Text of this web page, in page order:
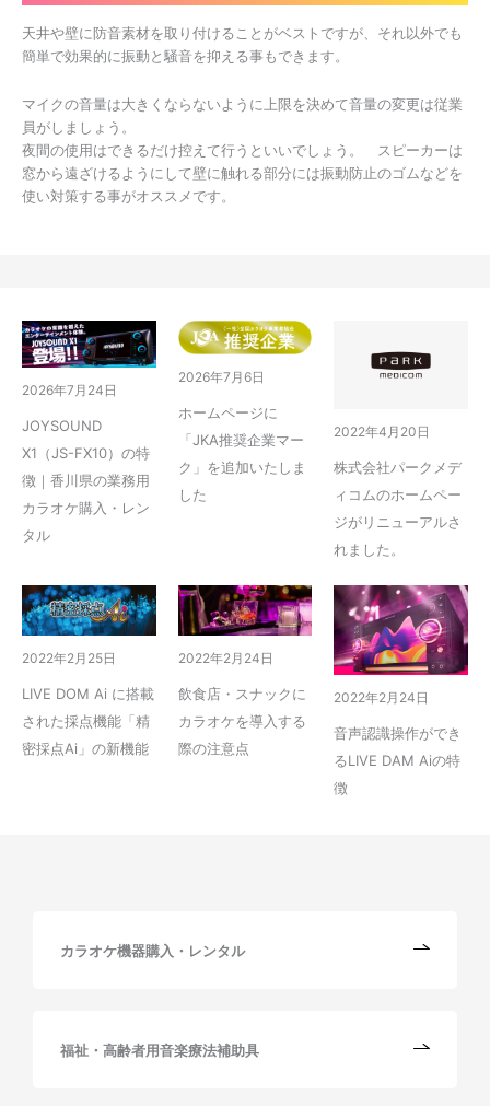
天井や壁に防音素材を取り付けることがベストですが、それ以外でも
簡単で効果的に振動と騒音を抑える事もできます。
マイクの音量は大きくならないように上限を決めて音量の変更は従業
員がしましょう。
夜間の使用はできるだけ控えて行うといいでしょう。 スピーカーは
窓から遠ざけるようにして壁に触れる部分には振動防止のゴムなどを
使い対策する事がオススメです。
2026年7月24日
JOYSOUND
X1（JS-FX10）の特
徴｜香川県の業務用
カラオケ購入・レン
タル
2026年7月6日
ホームページに
「JKA推奨企業マー
ク」を追加いたしま
した
2022年4月20日
株式会社パークメデ
ィコムのホームペー
ジがリニューアルさ
れました。
2022年2月25日
LIVE DOM Ai に搭載
された採点機能「精
密採点Ai」の新機能
2022年2月24日
飲食店・スナックに
カラオケを導入する
際の注意点
2022年2月24日
音声認識操作ができ
るLIVE DAM Aiの特
徴
カラオケ機器購入・レンタル
福祉・高齢者用音楽療法補助具